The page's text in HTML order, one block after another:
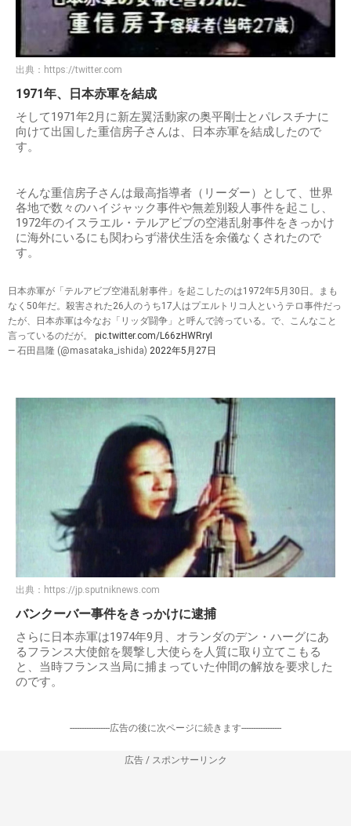
出典： https://twitter.com
1971年、日本赤軍を結成
そして1971年2月に新左翼活動家の奥平剛士とパレスチナに
向けて出国した重信房子さんは、日本赤軍を結成したので
す。
そんな重信房子さんは最高指導者（リーダー）として、世界
各地で数々のハイジャック事件や無差別殺人事件を起こし、
1972年のイスラエル・テルアビブの空港乱射事件をきっかけ
に海外にいるにも関わらず潜伏生活を余儀なくされたので
す。
日本赤軍が「テルアビブ空港乱射事件」を起こしたのは1972年5月30日。まも
なく50年だ。殺害された26人のうち17人はプエルトリコ人というテロ事件だっ
たが、日本赤軍は今なお「リッダ闘争」と呼んで誇っている。で、こんなこと
言っているのだが。 pic.twitter.com/L66zHWRryI
— 石田昌隆 (@masataka_ishida) 2022年5月27日
出典： https://jp.sputniknews.com
バンクーバー事件をきっかけに逮捕
さらに日本赤軍は1974年9月、オランダのデン・ハーグにあ
るフランス大使館を襲撃し大使らを人質に取り立てこもる
と、当時フランス当局に捕まっていた仲間の解放を要求した
のです。
-----------------広告の後に次ページに続きます-----------------
広告 / スポンサーリンク